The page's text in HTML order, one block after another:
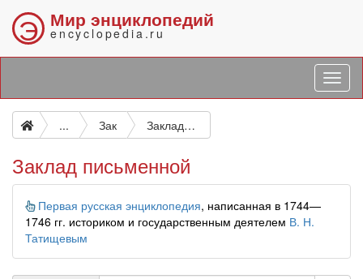
Э Мир энциклопедий
encyclopedia.ru
... Зак Заклад письменной
Заклад письменной
Информация
Первая русская энциклопедия, написанная в 1744—
1746 гг. историком и государственным деятелем В. Н.
Татищевым